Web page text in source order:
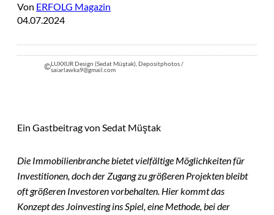
Von ERFOLG Magazin
04.07.2024
©LUXXUR Design (Sedat Müştak), Depositphotos /
saiarlawka9@gmail.com
Ein Gastbeitrag von Sedat Müştak
Die Immobilienbranche bietet vielfältige Möglichkeiten für
Investitionen, doch der Zugang zu größeren Projekten bleibt
oft größeren Investoren vorbehalten. Hier kommt das
Konzept des Joinvesting ins Spiel, eine Methode, bei der